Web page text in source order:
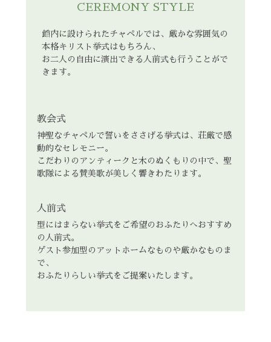
CEREMONY STYLE
館内に設けられたチャペルでは、厳かな雰囲気の
本格キリスト挙式はもちろん、
お二人の自由に演出できる人前式も行うことがで
きます。
教会式
神聖なチャペルで誓いをささげる挙式は、荘厳で感
動的なセレモニー。
こだわりのアンティークと木のぬくもりの中で、聖
歌隊による賛美歌が美しく響きわたります。
人前式
型にはまらない挙式をご希望のおふたりへおすすめ
の人前式。
ゲスト参加型のアットホームなものや厳かなものま
で、
おふたりらしい挙式をご提案いたします。